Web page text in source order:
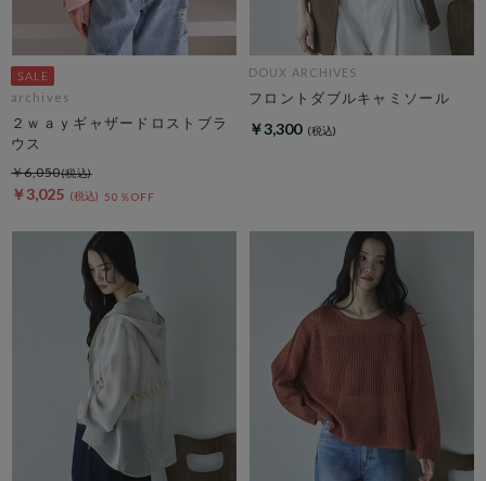
archives
２ｗａｙギャザードロストブラ
ウス
￥3,025 50％OFF
￥6,050
DOUX ARCHIVES
フロントダブルキャミソール
￥3,300